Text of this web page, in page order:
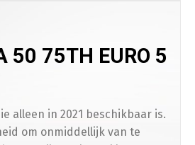
50 75TH EURO 5
alleen in 2021 beschikbaar is.
om onmiddellijk van te